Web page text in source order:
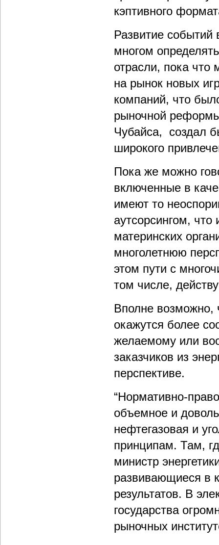
кэптивного
Развитие событий
многом
отрасли, пока что
на рынок новых
компаний, что
рыночной
Чубайса, создал
широкого
Пока же можно
включенные в
имеют то
аутсорсингом,
материнских
многолетнюю
этом пути с
том числе,
Вполне возможно,
окажутся более
желаемому или
заказчиков из
перспективе.
“Нормативно-
объемное и
нефтегазовая и
принципам. Там,
министр
развивающиеся в
результатов. В
государства
рыночных